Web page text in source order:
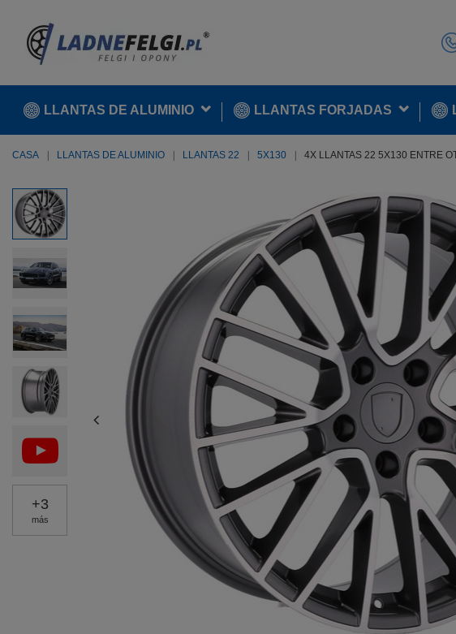
LLANTAS DE ALUMINIO LLANTAS FORJADAS
CASA LLANTAS DE ALUMINIO LLANTAS 22 5X130 4X LLANTAS 22 5X130 ENTRE
+3
más